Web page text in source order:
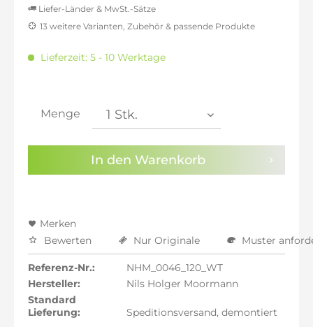
Sie haben dieDatenschutzbestimmungenzur
Kenntnis genommen.
Liefer-Länder & MwSt.-Sätze
inkl. 16% MwSt.: 1.972,00 €
inkl. 20% MwSt.: 2.040,00 €
inkl. 21% MwSt.: 2.057,00 €
inkl. 22% MwSt.: 2.074,00 €
13 weitere Varianten, Zubehör & passende Produkte
Lieferzeit: 5 - 10 Werktage
Menge
In den Warenkorb
Merken
Bewerten
Nur Originale Muster
Referenz-Nr.:
NHM_0046_120_WT
Hersteller:
Nils Holger Moormann
Standard
Lieferung:
Speditionsversand, demontiert